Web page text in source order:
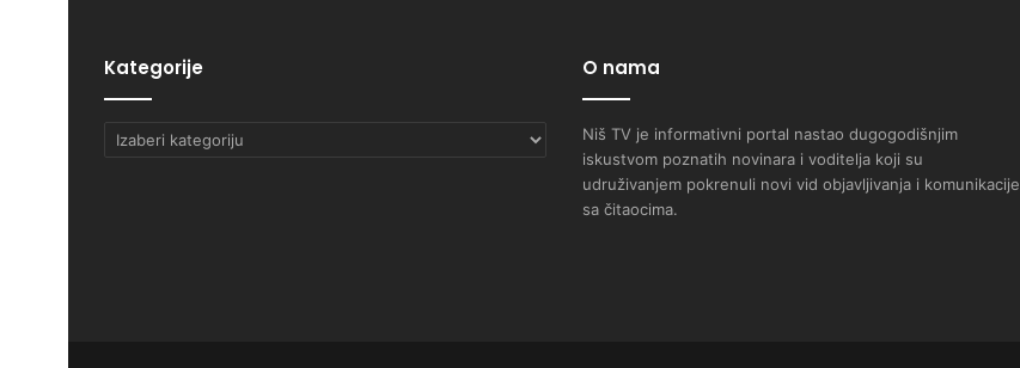
Kategorije
Kategorije
O nama
Niš TV je informativni portal nastao dugogodišnjim
iskustvom poznatih novinara i voditelja koji su
udruživanjem pokrenuli novi vid objavljivanja i komunikacije
sa čitaocima.